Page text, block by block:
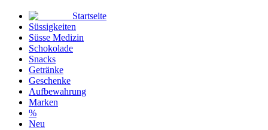
Startseite
Süssigkeiten
Süsse Medizin
Schokolade
Snacks
Getränke
Geschenke
Aufbewahrung
Marken
%
Neu